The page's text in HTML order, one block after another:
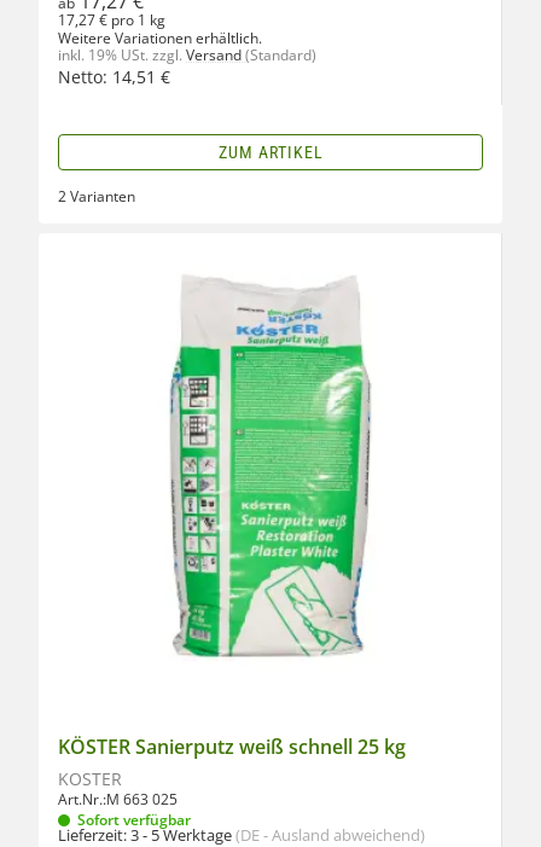
17,27 € pro 1 kg
Weitere Variationen erhältlich.
inkl. 19% USt. zzgl. Versand(Standard)
Netto: 14,51 €
ZUM ARTIKEL
2 Varianten
KÖSTER Sanierputz weiß schnell 25 kg
KÖSTER
Art.Nr.:M 663 025
Sofort verfügbar
Lieferzeit:3 - 5 Werktage(DE - Ausland abweichend)